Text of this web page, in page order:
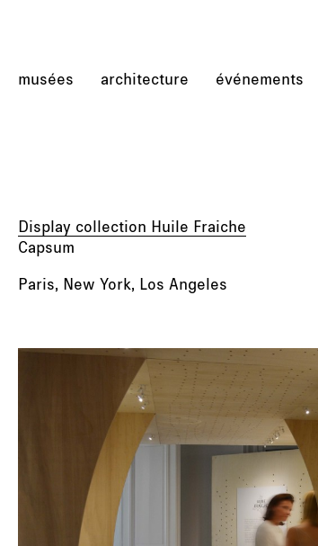
musées architecture événements
Display collection Huile Fraiche
Capsum
Paris, New York, Los Angeles